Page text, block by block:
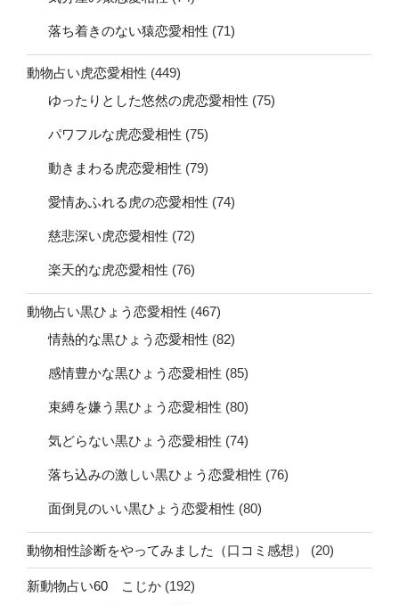
落ち着きのない猿恋愛相性 (71)
動物占い虎恋愛相性 (449)
ゆったりとした悠然の虎恋愛相性 (75)
パワフルな虎恋愛相性 (75)
動きまわる虎恋愛相性 (79)
愛情あふれる虎の恋愛相性 (74)
慈悲深い虎恋愛相性 (72)
楽天的な虎恋愛相性 (76)
動物占い黒ひょう恋愛相性 (467)
情熱的な黒ひょう恋愛相性 (82)
感情豊かな黒ひょう恋愛相性 (85)
束縛を嫌う黒ひょう恋愛相性 (80)
気どらない黒ひょう恋愛相性 (74)
落ち込みの激しい黒ひょう恋愛相性 (76)
面倒見のいい黒ひょう恋愛相性 (80)
動物相性診断をやってみました（口コミ感想） (20)
新動物占い60 こじか (192)